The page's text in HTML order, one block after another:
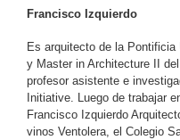
Francisco Izquierdo
Es arquitecto de la Pontificia
y Master in Architecture II
profesor asistente e
Initiative. Luego de trabajar
Francisco Izquierdo
vinos Ventolera, el Colegio